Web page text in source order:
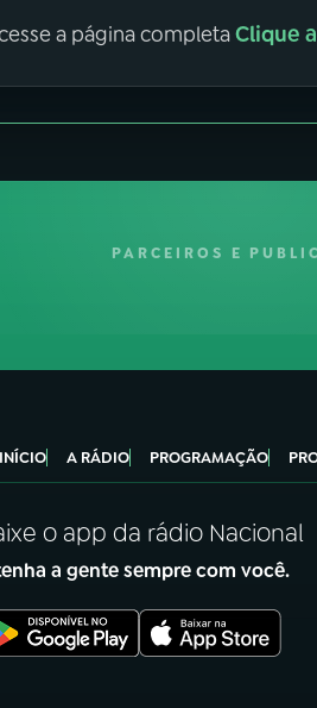
a página completaClique
PARCEIROS E
INÍCIO A RÁDIO PROGRAMAÇÃO
o app da rádio Nacional
a gente sempre com você.